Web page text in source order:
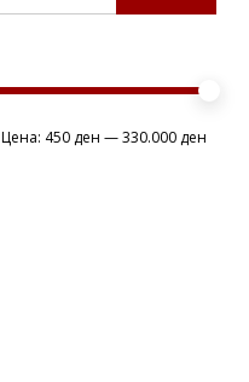
Цена: 450 ден —330.000 ден